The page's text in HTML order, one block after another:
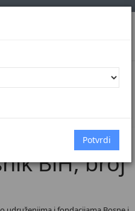
Broj 10/20
BiH, broj